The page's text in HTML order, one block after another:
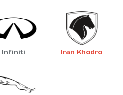
Infiniti Iran Khodro